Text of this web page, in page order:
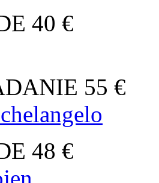
40 €
55 €
48 €